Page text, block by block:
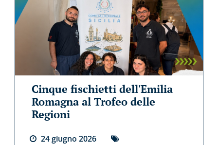
Cinque fischietti dell'Emilia
Romagna al Trofeo delle
Regioni
24giugno 2026